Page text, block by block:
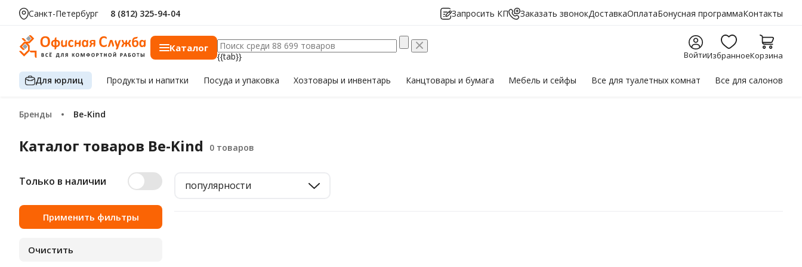
Санкт-Петербург 8 (812) 325-94-04 Запросить КП Заказать звонокДоставкаОплатаБонусная программаКонтакты
Каталог
{{tab}} ВойтиИзбранноеКорзина
Для юрлиц Продуктыи напитки Посуда и упаковка Хозтоварыи инвентарь Канцтовары и бумага Мебельи сейфы Все для туалетных комнат Все для салонов
Бренды Be-Kind
Каталог товаров Be-Kind
Только в наличии популярности